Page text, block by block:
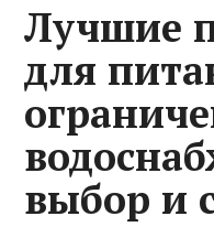
Лучшие
для
выбор и